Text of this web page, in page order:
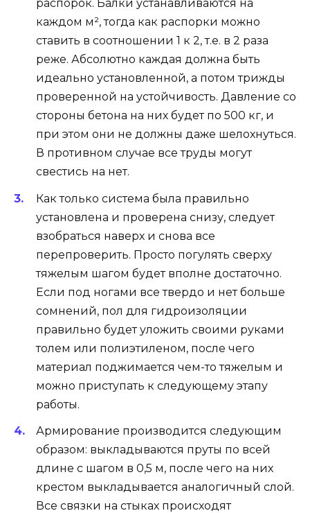
распорок. Балки устанавливаются на
каждом м², тогда как распорки можно
ставить в соотношении 1 к 2, т.е. в 2 раза
реже. Абсолютно каждая должна быть
идеально установленной, а потом трижды
проверенной на устойчивость. Давление со
стороны бетона на них будет по 500 кг, и
при этом они не должны даже шелохнуться.
В противном случае все труды могут
свестись на нет.
Как только система была правильно
установлена и проверена снизу, следует
взобраться наверх и снова все
перепроверить. Просто погулять сверху
тяжелым шагом будет вполне достаточно.
Если под ногами все твердо и нет больше
сомнений, пол для гидроизоляции
правильно будет уложить своими руками
толем или полиэтиленом, после чего
материал поджимается чем-то тяжелым и
можно приступать к следующему этапу
работы.
Армирование производится следующим
образом: выкладываются пруты по всей
длине с шагом в 0,5 м, после чего на них
крестом выкладывается аналогичный слой.
Все связки на стыках происходят